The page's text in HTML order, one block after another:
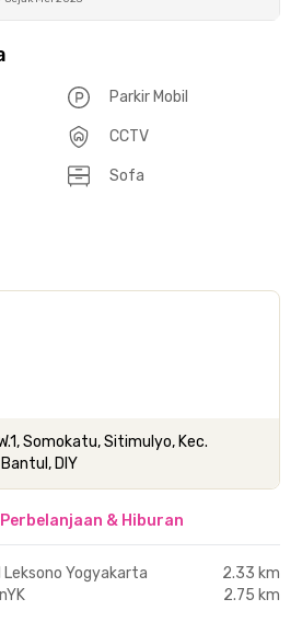
Parkir Mobil
CCTV
Sofa
Somokatu, Sitimulyo, Kec.
DIY
& Hiburan
Leksono Yogyakarta
2.33 km
2.75 km